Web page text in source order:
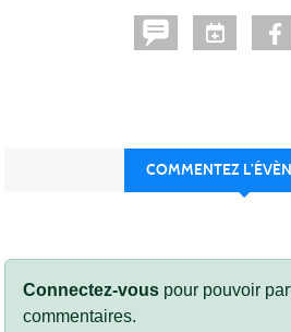
COMMENTEZ
Connectez-vous pour pouvoir
commentaires.